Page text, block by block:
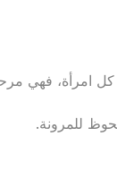
كل امرأة، فهي
للمرونة.